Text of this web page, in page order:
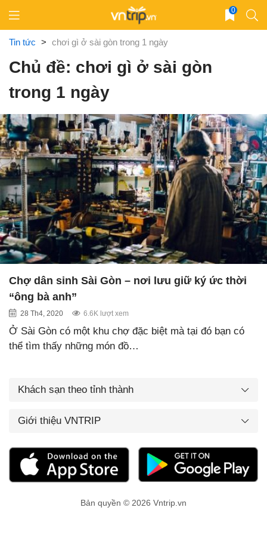
content
0
Tin tức > chơi gì ở sài gòn trong 1 ngày
Chủ đề: chơi gì ở sài gòn
trong 1 ngày
Chợ dân sinh Sài Gòn – nơi lưu giữ ký ức thời
“ông bà anh”
28 Th4, 2020 6.6K lượt xem
Ở Sài Gòn có một khu chợ đặc biệt mà tại đó bạn có
thể tìm thấy những món đồ…
Khách sạn theo tỉnh thành
Giới thiệu VNTRIP
Bản quyền © 2026 Vntrip.vn